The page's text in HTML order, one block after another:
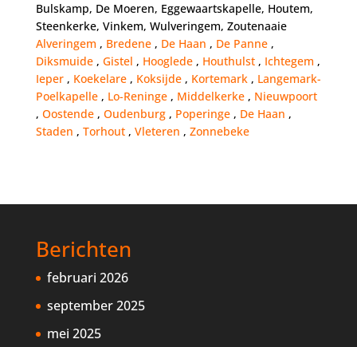
Bulskamp, De Moeren, Eggewaartskapelle, Houtem,
Steenkerke, Vinkem, Wulveringem, Zoutenaaie
Alveringem , Bredene , De Haan , De Panne ,
Diksmuide , Gistel , Hooglede , Houthulst , Ichtegem ,
Ieper , Koekelare , Koksijde , Kortemark , Langemark-
Poelkapelle , Lo-Reninge , Middelkerke , Nieuwpoort
, Oostende , Oudenburg , Poperinge , De Haan ,
Staden , Torhout , Vleteren , Zonnebeke
Berichten
februari 2026
september 2025
mei 2025